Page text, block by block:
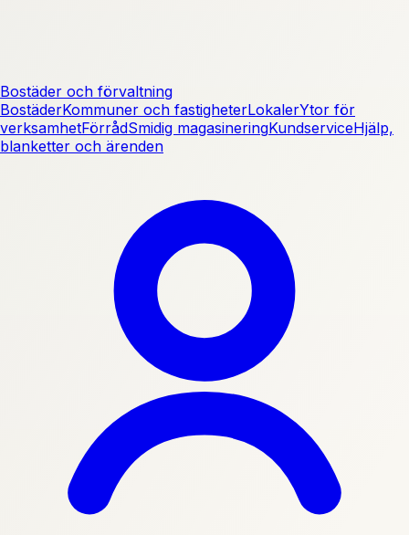
Bostäder och förvaltning
BostäderKommuner och fastigheterLokalerYtor för
verksamhetFörrådSmidig magasineringKundserviceHjälp,
blanketter och ärenden